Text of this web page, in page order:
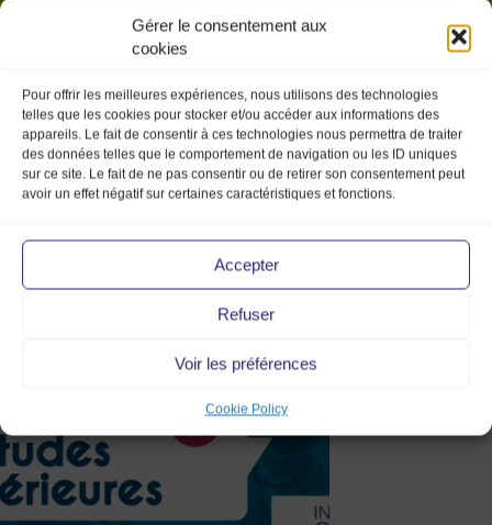
Gérer le consentement aux
cookies
Pour offrir les meilleures expériences, nous utilisons des technologies
telles que les cookies pour stocker et/ou accéder aux informations des
appareils. Le fait de consentir à ces technologies nous permettra de traiter
des données telles que le comportement de navigation ou les ID uniques
sur ce site. Le fait de ne pas consentir ou de retirer son consentement peut
avoir un effet négatif sur certaines caractéristiques et fonctions.
Accepter
Refuser
Voir les préférences
Cookie Policy